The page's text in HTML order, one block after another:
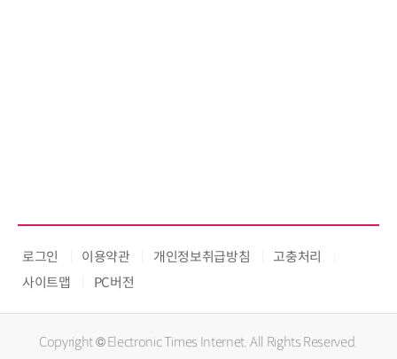
로그인 이용약관 개인정보취급방침
고충처리
사이트맵
PC버전
Copyright © Electronic Times Internet. All Rights Reserved.